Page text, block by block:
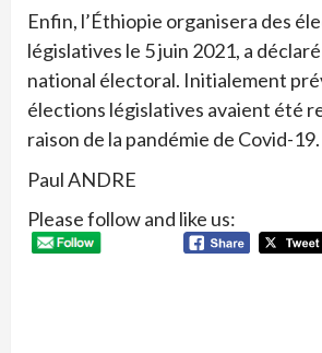
Enfin, l’Éthiopie organisera des
législatives le 5 juin 2021, a
national électoral. Initialement
élections législatives avaient été
raison de la pandémie de Covid-19.
Paul ANDRE
Please follow and like us: